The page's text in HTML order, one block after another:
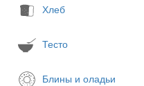
Хлеб
Тесто
Блины и оладьи